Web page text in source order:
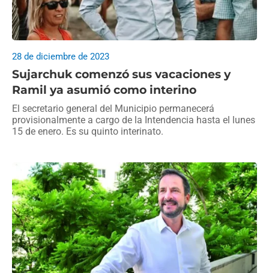
Sujarchuk comenzó sus vacaciones y
Ramil ya asumió como interino
28 de diciembre de 2023
El secretario general del Municipio permanecerá
provisionalmente a cargo de la Intendencia hasta el lunes
15 de enero. Es su quinto interinato.